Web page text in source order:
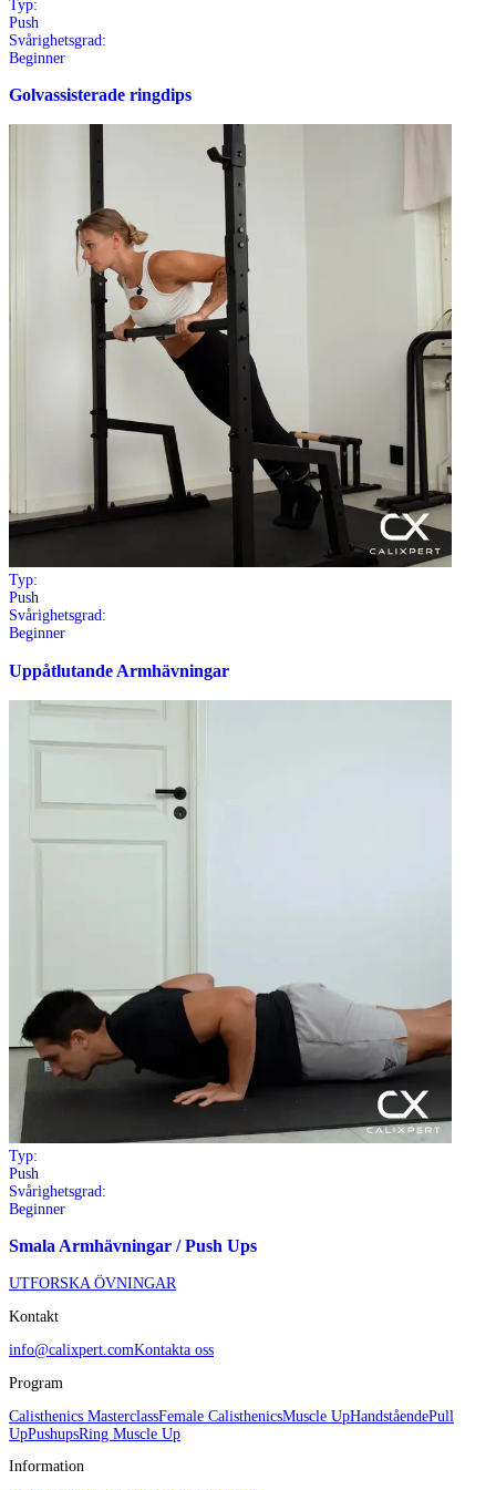
Typ:
Push
Svårighetsgrad:
Beginner
Golvassisterade ringdips
Typ:
Push
Svårighetsgrad:
Beginner
Uppåtlutande Armhävningar
Typ:
Push
Svårighetsgrad:
Beginner
Smala Armhävningar / Push Ups
UTFORSKA ÖVNINGAR
Kontakt
info@calixpert.comKontakta oss
Program
Calisthenics MasterclassFemale CalisthenicsMuscle UpHandståendePull
UpPushupsRing Muscle Up
Information